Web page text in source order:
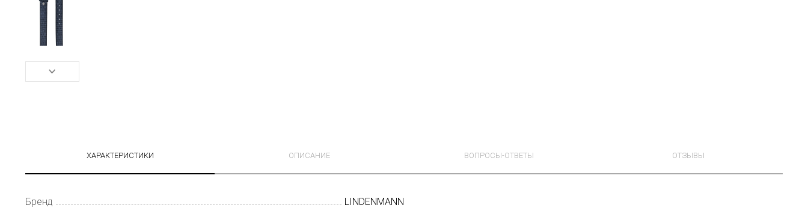
ХАРАКТЕРИСТИКИ ОПИСАНИЕ ВОПРОСЫ-ОТВЕТЫ ОТЗЫВЫ
Бренд
LINDENMANN